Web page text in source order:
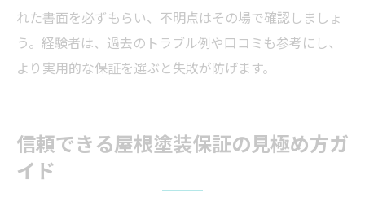
れた書面を必ずもらい、不明点はその場で確認しましょ
う。経験者は、過去のトラブル例や口コミも参考にし、
より実用的な保証を選ぶと失敗が防げます。
信頼できる屋根塗装保証の見極め方ガ
イド